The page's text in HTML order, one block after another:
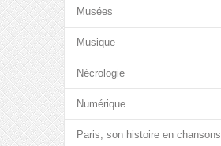
Musées
Musique
Nécrologie
Numérique
Paris, son histoire en chansons